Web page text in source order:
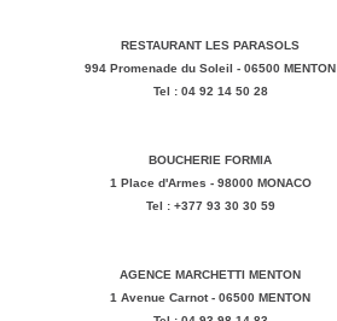
RESTAURANT LES PARASOLS
994 Promenade du Soleil - 06500 MENTON
Tel : 04 92 14 50 28
BOUCHERIE FORMIA
1 Place d'Armes - 98000 MONACO
Tel : +377 93 30 30 59
AGENCE MARCHETTI MENTON
1 Avenue Carnot - 06500 MENTON